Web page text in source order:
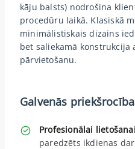
kāju balsts) nodrošina
procedūru laikā. Klasiskā
minimālistiskais dizains
bet saliekamā konstrukcija
pārvietošanu.
Galvenās
Profesionālai lietošanai
paredzēts ikdienas